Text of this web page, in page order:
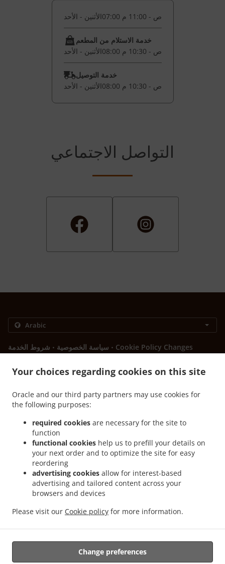
Your choices regarding cookies on this site
Oracle and our third party partners may use cookies for
the following purposes:
required cookies are necessary for the site to
function
functional cookies help us to prefill your details on
your next order and to optimize the site for easy
reordering
advertising cookies allow for interest-based
advertising and tailored content across your
browsers and devices
Please visit our Cookie policy for more information.
Change preferences
الأثنين - الأحد 07:00 ص - 11:00 م
خدمة الاستلام من المطعم
الأثنين - الأحد
08:00 ص - 10:30 م
خدمة التوصيل
الأثنين - الأحد
08:00 ص - 10:30 م
التواصل الاجتماعي
سياسة الخصوصية . شروط الخدمة . Cookie Policy Changes
Bulevar vojvode Stepe Stepanovića 88, Banja Luka 78000,
+387 51 439-666
Links
قائمة الطعام
تواصل معنا
Sendviči توصيل طعام Banja Luka Obilićevo .
Sendviči توصيل طعام Banja Luka Mađir
. Sendviči توصيل طعام Šargovac .
طعام. خدمة توصيل طلبات الأطعمة او الاستلام من المطعم